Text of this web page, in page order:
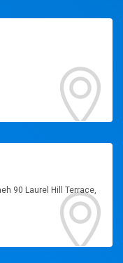
90 Laurel Hill Terrace,